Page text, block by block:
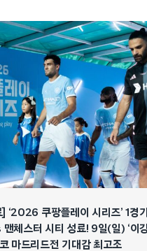
] ‘2026 쿠팡플레이 시리즈’ 1경
체스터 시티 성료! 9일(일) ‘이
마드리드전 기대감 최고조